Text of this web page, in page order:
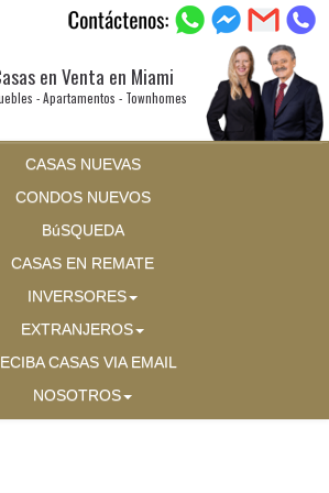
en Venta en Miami
- Apartamentos - Townhomes
CASAS NUEVAS
CONDOS NUEVOS
BúSQUEDA
CASAS EN REMATE
INVERSORES
EXTRANJEROS
CASAS VIA EMAIL
NOSOTROS